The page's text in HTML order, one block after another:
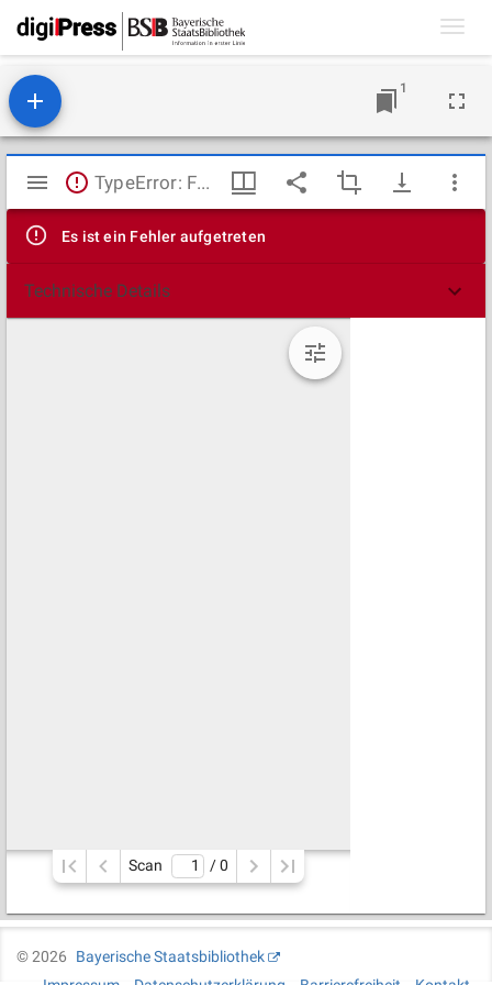
1
Mirador
Viewer
TypeError: Failed to fetch
Es ist ein Fehler aufgetreten
Technische Details
Scan / 0
©2026
Bayerische Staatsbibliothek